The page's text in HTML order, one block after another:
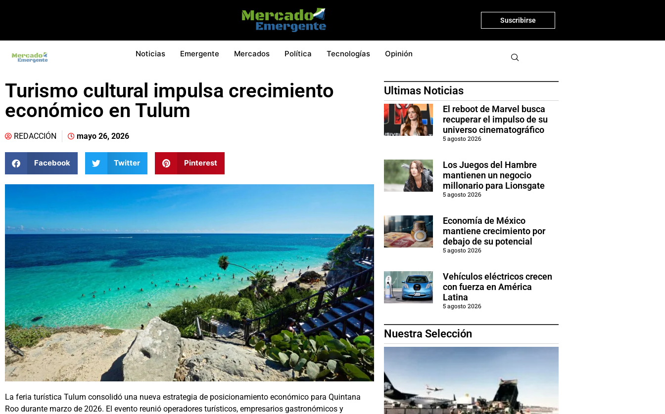
Suscribirse
Noticias Emergente Mercados Política Tecnologías Opinión
Turismo cultural impulsa crecimiento
económico en Tulum
REDACCIÓN mayo 26, 2026
Facebook Twitter Pinterest
La feria turística Tulum consolidó una nueva estrategia de posicionamiento económico para Quintana
Roo durante marzo de 2026. El evento reunió operadores turísticos, empresarios gastronómicos y
Ultimas Noticias
El reboot de Marvel busca
recuperar el impulso de su
universo cinematográfico
5 agosto 2026
Los Juegos del Hambre
mantienen un negocio
millonario para Lionsgate
5 agosto 2026
Economía de México
mantiene crecimiento por
debajo de su potencial
5 agosto 2026
Vehículos eléctricos crecen
con fuerza en América
Latina
5 agosto 2026
Nuestra Selección